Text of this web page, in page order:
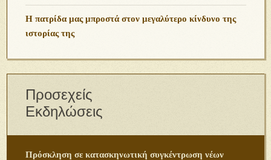
Η πατρίδα μας μπροστά στον μεγαλύτερο κίνδυνο της
ιστορίας της
Προσεχείς
Εκδηλώσεις
Πρόσκληση σε κατασκηνωτική συγκέντρωση νέων